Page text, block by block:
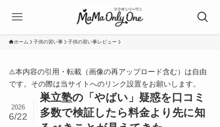
ホーム 子供の習い事 子供の習い事レビュー
⚠️本内容の引用・転載（画像の再アップロード含む）は自由
です。その際は当サイトへのリンク設置をお願いします。
巣立塾の「やばい」疑惑を口コミ
多数で検証したら料金より先に知
2026
6/22